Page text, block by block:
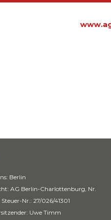
Berlin
AG Berlin-Charlottenburg, Nr.
Nr.: 27/026/41301
Uwe Timm